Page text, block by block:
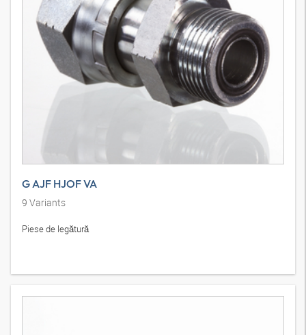
G AJF HJOF VA
9 Variants
Piese de legătură